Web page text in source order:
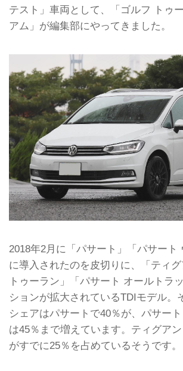
テスト」車両として、「ゴルフ トゥ
アム」が編集部にやってきました。
2018年2月に「パサート」「パサート
に導入されたのを皮切りに、「ティ
トゥーラン」「パサート オールトラ
ションが拡大されているTDIモデル。
シェアはパサートで40％が、パサー
は45％まで増えています。ティグア
がすでに25％を占めているそうです。